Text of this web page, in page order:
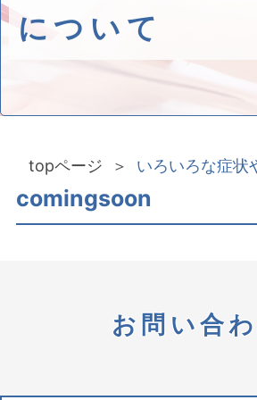
について
topページ いろいろな症状
comingsoon
お問い合